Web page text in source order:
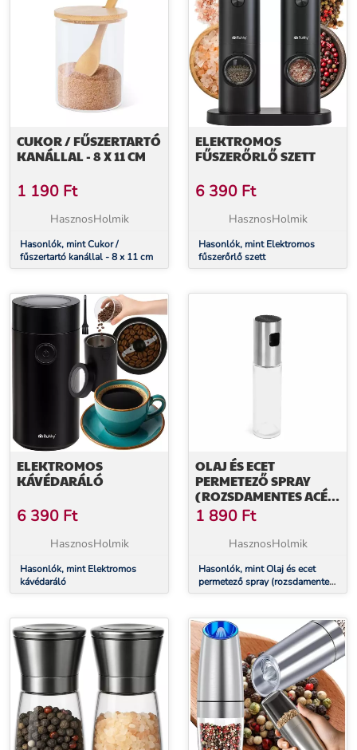
CUKOR / FŰSZERTARTÓ
KANÁLLAL - 8 X 11 CM
1 190 Ft
HasznosHolmik
Hasonlók, mint Cukor /
fűszertartó kanállal - 8 x 11 cm
ELEKTROMOS
FŰSZERŐRLŐ SZETT
6 390 Ft
HasznosHolmik
Hasonlók, mint Elektromos
fűszerőrlő szett
ELEKTROMOS
KÁVÉDARÁLÓ
6 390 Ft
HasznosHolmik
Hasonlók, mint Elektromos
kávédaráló
OLAJ ÉS ECET
PERMETEZŐ SPRAY
(ROZSDAMENTES ACÉL,
ÜVEG, 100 ML)
1 890 Ft
HasznosHolmik
Hasonlók, mint Olaj és ecet
permetező spray (rozsdamentes
acél, üveg, 100 ml)